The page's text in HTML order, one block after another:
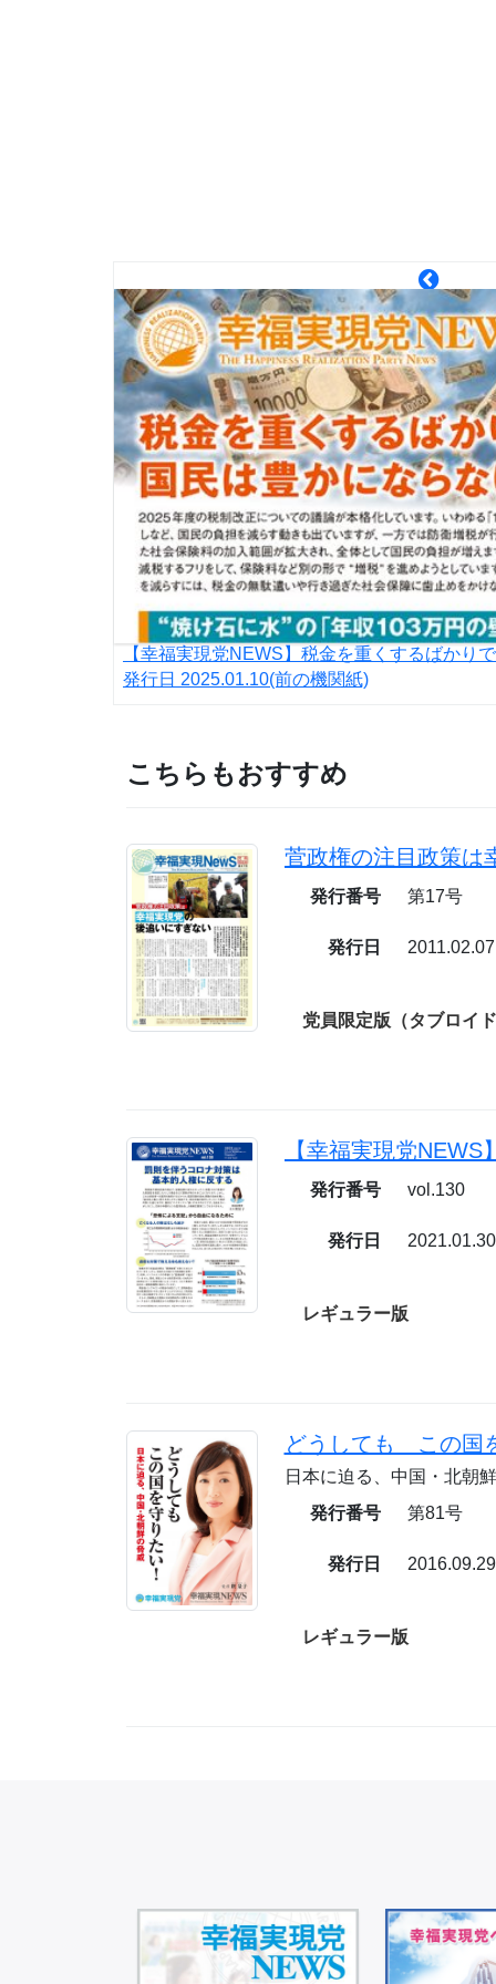
【幸福実現党NEWS】税金を重くするばかり
発行日 2025.01.10(前の機関紙)
こちらもおすすめ
発行番号 第17号
発行日 2011.02.07
党員限定版（タブロイ
発行番号 vol.130
発行日 2021.01.30
レギュラー版
どうしても この国
日本に迫る、中国・北朝
発行番号
第81号
発行日 2016.09.29
レギュラー版